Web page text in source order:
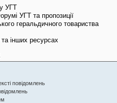
повідомлень